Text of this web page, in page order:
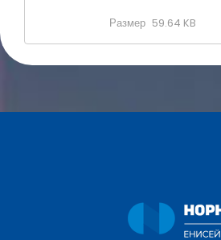
Размер 59.64 KB